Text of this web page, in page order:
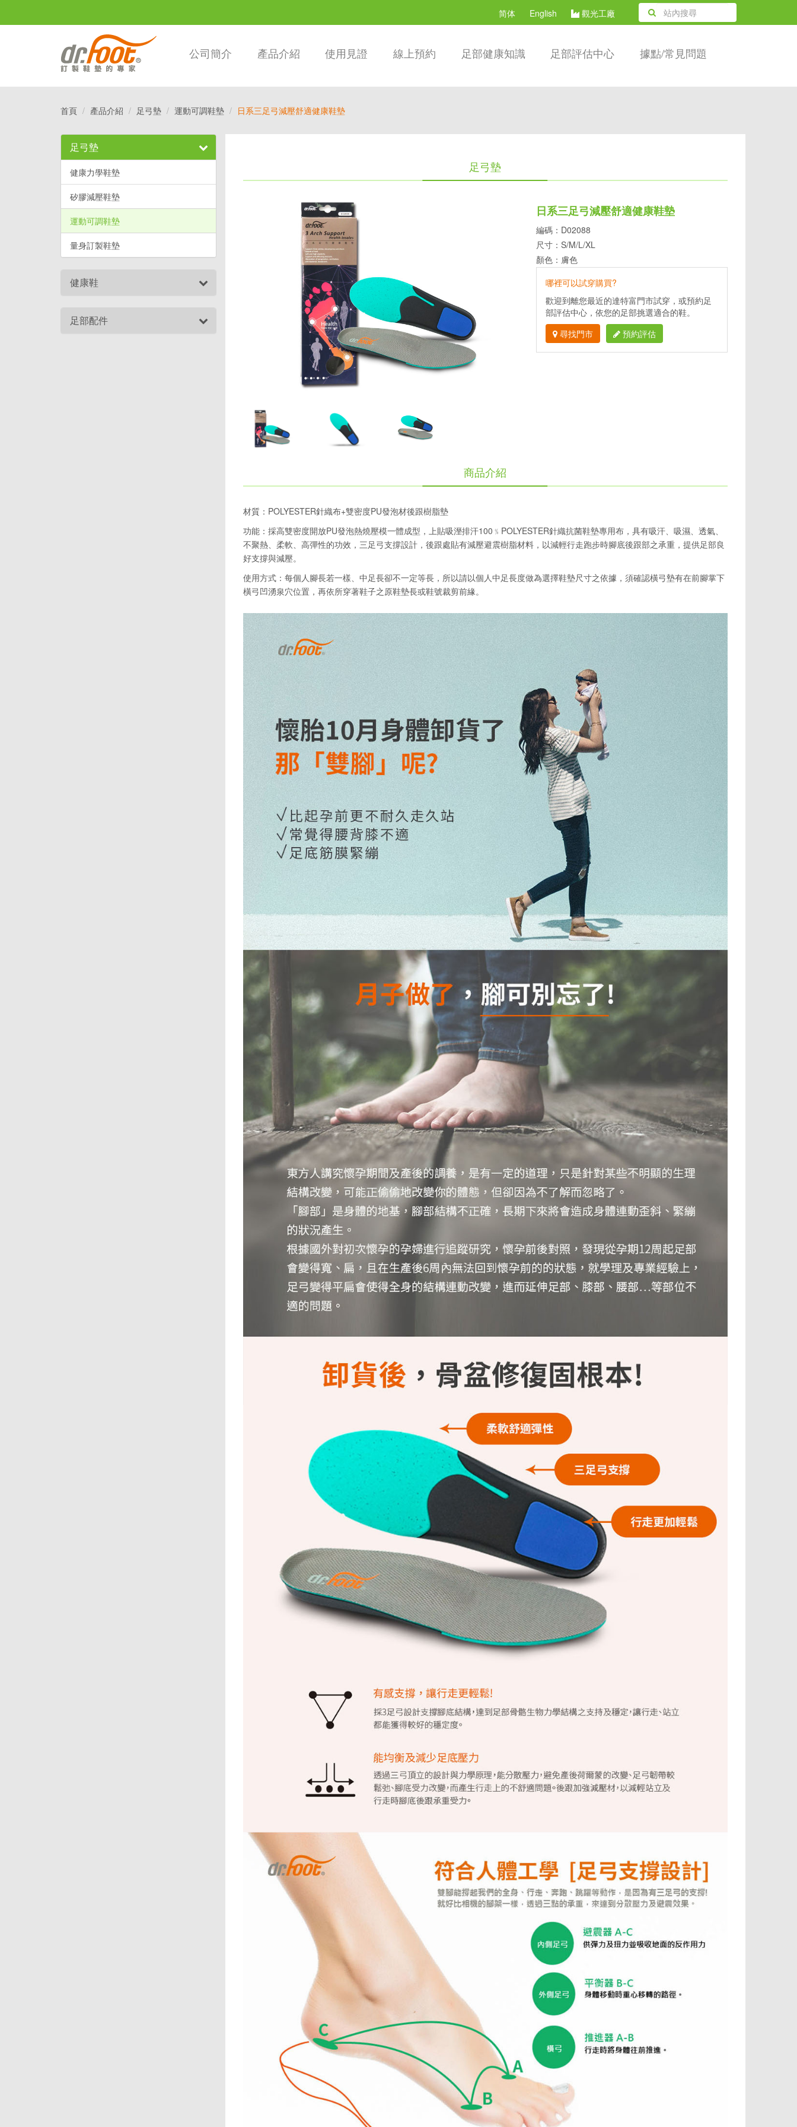
简体 English 觀光工廠
公司簡介 產品介紹 使用見證 線上預約 足部健康知識 足部評估中心 據點/常見問題
首頁 產品介紹 足弓墊 運動可調鞋墊 日系三足弓減壓舒適健康鞋墊
足弓墊
健康力學鞋墊
矽膠減壓鞋墊
運動可調鞋墊
量身訂製鞋墊
健康鞋
足部配件
足弓墊
日系三足弓減壓舒適健康鞋墊
編碼：D02088
尺寸：S/M/L/XL
顏色：膚色
哪裡可以試穿購買?
歡迎到離您最近的達特富門市試穿，或預約足
部評估中心，依您的足部挑選適合的鞋。
尋找門市
預約評估
商品介紹
材質：POLYESTER針織布+雙密度PU發泡材後跟樹脂墊
功能：採高雙密度開放PU發泡熱燒壓模一體成型，上貼吸溼排汗100﹪POLYESTER針織抗菌鞋墊專用布，具有吸汗、吸濕、透氣、
不聚熱、柔軟、高彈性的功效，三足弓支撐設計，後跟處貼有減壓避震樹脂材料，以減輕行走跑步時腳底後跟部之承重，提供足部良
好支撐與減壓。
使用方式：每個人腳長若一樣、中足長卻不一定等長，所以請以個人中足長度做為選擇鞋墊尺寸之依據，須確認橫弓墊有在前腳掌下
橫弓凹湧泉穴位置，再依所穿著鞋子之原鞋墊長或鞋號裁剪前緣。